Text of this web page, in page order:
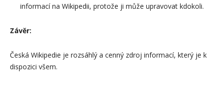
informací na Wikipedii, protože ji může upravovat kdokoli.
Závěr:
Česká Wikipedie je rozsáhlý a cenný zdroj informací, který je k
dispozici všem.